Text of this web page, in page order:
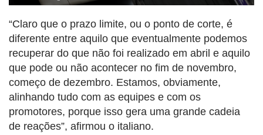
“Claro que o prazo limite, ou o ponto de corte, é
diferente entre aquilo que eventualmente podemos
recuperar do que não foi realizado em abril e aquilo
que pode ou não acontecer no fim de novembro,
começo de dezembro. Estamos, obviamente,
alinhando tudo com as equipes e com os
promotores, porque isso gera uma grande cadeia
de reações”, afirmou o italiano.